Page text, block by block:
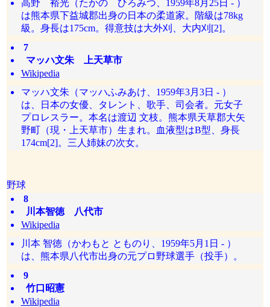
高野 裕光（たかの ひろみつ、1959年8月25日 - ）
は熊本県下益城郡出身の日本の柔道家。階級は78kg
級。身長は175cm。得意技は大外刈、大内刈[2]。
7
マッハ文朱 上天草市
Wikipedia
マッハ文朱（マッハふみあけ、1959年3月3日 - ）
は、日本の女優、タレント、歌手、司会者。元女子
プロレスラー。本名は渡辺 文枝。熊本県天草郡大矢
野町（現・上天草市）生まれ。血液型はB型、身長
174cm[2]。三人姉妹の次女。
野球
8
川本智徳 八代市
Wikipedia
川本 智徳（かわもと とものり、1959年5月1日 - ）
は、熊本県八代市出身の元プロ野球選手（投手）。
9
竹口昭憲
Wikipedia